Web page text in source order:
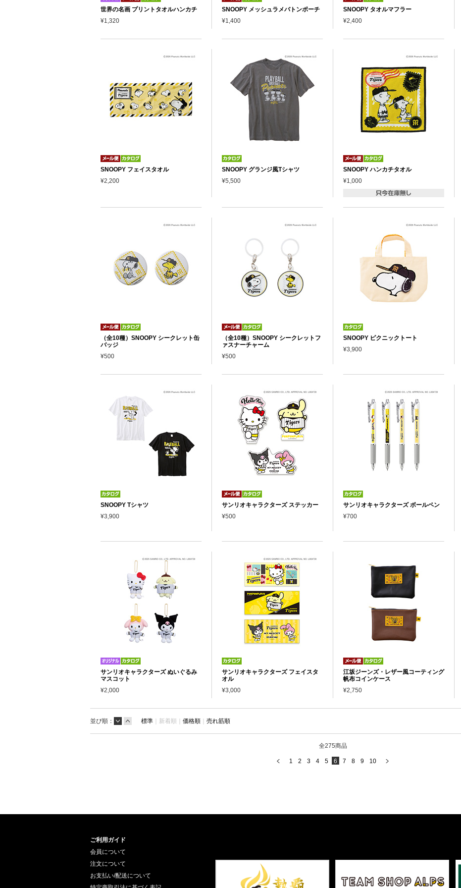
世界の名画 プリントタオルハンカチ
¥1,320
SNOOPY メッシュラメバトンポーチ
¥1,400
SNOOPY タオルマフラー
¥2,400
SNOOPY フェイスタオル
¥2,200
SNOOPY グランジ風Tシャツ
¥5,500
SNOOPY ハンカチタオル
¥1,000
（全10種）SNOOPY シークレット缶
バッジ
¥500
（全10種）SNOOPY シークレットフ
ァスナーチャーム
¥500
SNOOPY ピクニックトート
¥3,900
SNOOPY Tシャツ
¥3,900
サンリオキャラクターズ ステッカー
¥500
サンリオキャラクターズ ボールペン
¥700
サンリオキャラクターズ ぬいぐるみ
マスコット
¥2,000
サンリオキャラクターズ フェイスタ
オル
¥3,000
江坂ジーンズ・レザー風コーティング
帆布コインケース
¥2,750
並び順： 標準 ｜ 新着順｜ 価格順 ｜ 売れ筋順
全275商品
1 2 3 4 5 6 7 8 9 10
ご利用ガイド
会員について
注文について
お支払い/配送について